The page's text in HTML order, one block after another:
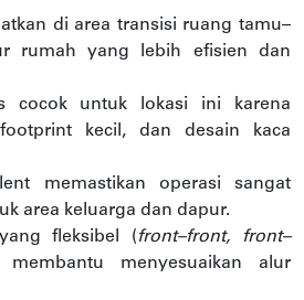
di area transisi ruang tamu–
rumah yang lebih efisien dan
cocok untuk lokasi ini karena
kecil, dan desain kaca
memastikan operasi sangat
area keluarga dan dapur.
fleksibel ( front–front, front–
membantu menyesuaikan alur